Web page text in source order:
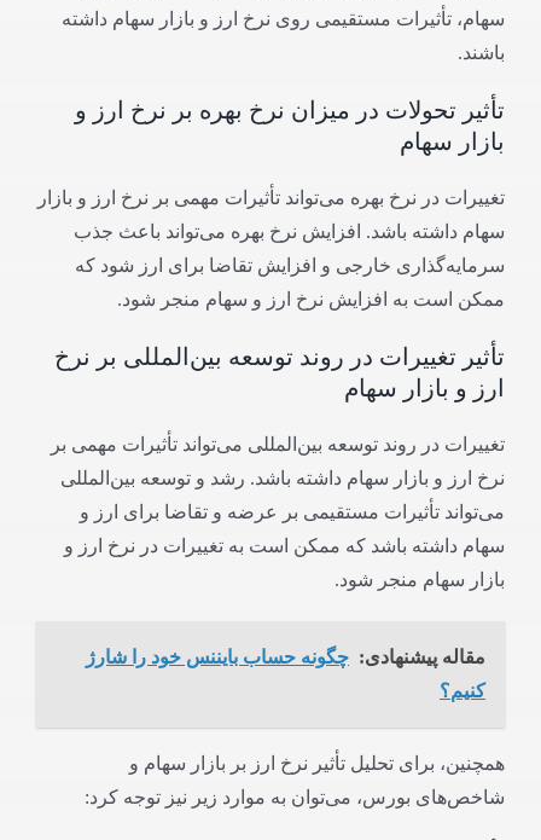
سهام، تأثیرات مستقیمی روی نرخ ارز و بازار سهام داشته
باشند.
تأثیر تحولات در میزان نرخ بهره بر نرخ ارز و
بازار سهام
تغییرات در نرخ بهره می‌تواند تأثیرات مهمی بر نرخ ارز و بازار
سهام داشته باشد. افزایش نرخ بهره می‌تواند باعث جذب
سرمایه‌گذاری خارجی و افزایش تقاضا برای ارز شود که
ممکن است به افزایش نرخ ارز و سهام منجر شود.
تأثیر تغییرات در روند توسعه بین‌المللی بر نرخ
ارز و بازار سهام
تغییرات در روند توسعه بین‌المللی می‌تواند تأثیرات مهمی بر
نرخ ارز و بازار سهام داشته باشد. رشد و توسعه بین‌المللی
می‌تواند تأثیرات مستقیمی بر عرضه و تقاضا برای ارز و
سهام داشته باشد که ممکن است به تغییرات در نرخ ارز و
بازار سهام منجر شود.
مقاله پیشنهادی: چگونه حساب بایننس خود را شارژ
کنیم؟
همچنین، برای تحلیل تأثیر نرخ ارز بر بازار سهام و
شاخص‌های بورس، می‌توان به موارد زیر نیز توجه کرد: